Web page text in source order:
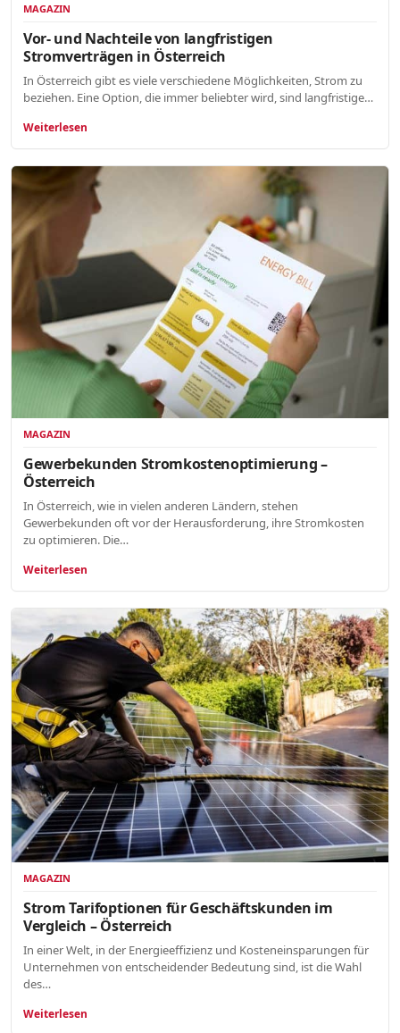
MAGAZIN
Vor- und Nachteile von langfristigen
Stromverträgen in Österreich
In Österreich gibt es viele verschiedene Möglichkeiten, Strom zu
beziehen. Eine Option, die immer beliebter wird, sind langfristige…
Weiterlesen
MAGAZIN
Gewerbekunden Stromkostenoptimierung –
Österreich
In Österreich, wie in vielen anderen Ländern, stehen
Gewerbekunden oft vor der Herausforderung, ihre Stromkosten
zu optimieren. Die…
Weiterlesen
MAGAZIN
Strom Tarifoptionen für Geschäftskunden im
Vergleich – Österreich
In einer Welt, in der Energieeffizienz und Kosteneinsparungen für
Unternehmen von entscheidender Bedeutung sind, ist die Wahl
des…
Weiterlesen